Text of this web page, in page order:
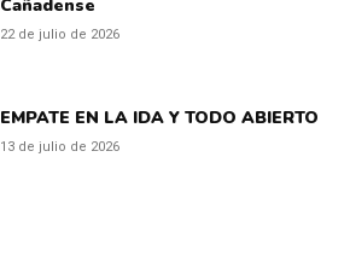
Cañadense
22 de julio de 2026
EMPATE EN LA IDA Y TODO ABIERTO
13 de julio de 2026